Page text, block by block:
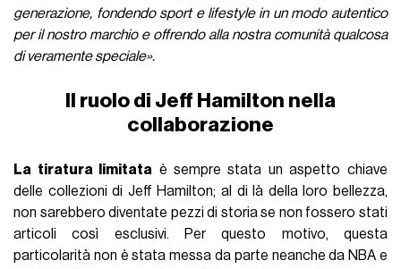
generazione, fondendo sport e lifestyle in un modo autentico
per il nostro marchio e offrendo alla nostra comunità qualcosa
di veramente speciale».
Il ruolo di Jeff Hamilton nella
collaborazione
La tiratura limitata è sempre stata un aspetto chiave
delle collezioni di Jeff Hamilton; al di là della loro bellezza,
non sarebbero diventate pezzi di storia se non fossero stati
articoli così esclusivi. Per questo motivo, questa
particolarità non è stata messa da parte neanche da NBA e